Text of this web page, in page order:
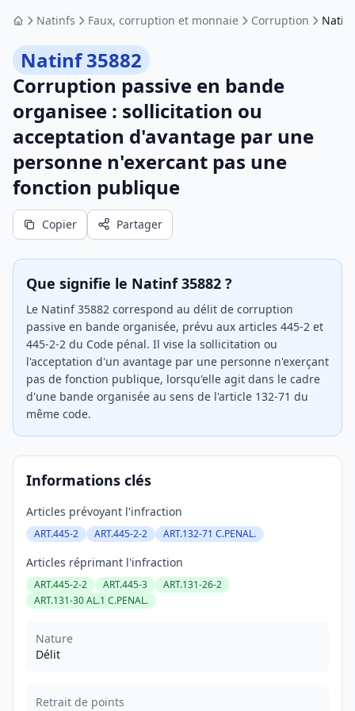
AccueilNatinfs Faux, corruption et monnaie Corruption
Natinf 35882
Corruption passive en bande
organisee : sollicitation ou
acceptation d'avantage par une
personne n'exercant pas une
fonction publique
Copier Partager
Que signifie le Natinf 35882 ?
Le Natinf 35882 correspond au délit de corruption
passive en bande organisée, prévu aux articles 445-2 et
445-2-2 du Code pénal. Il vise la sollicitation ou
l'acceptation d'un avantage par une personne n'exerçant
pas de fonction publique, lorsqu'elle agit dans le cadre
d'une bande organisée au sens de l'article 132-71 du
même code.
Informations clés
Articles prévoyant l'infraction
ART.445-2 ART.445-2-2 ART.132-71 C.PENAL.
Articles réprimant l'infraction
ART.445-2-2 ART.445-3
ART.131-26-2
ART.131-30 AL.1 C.PENAL.
Nature
Délit
Retrait de points